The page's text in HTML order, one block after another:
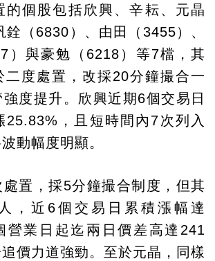
的個股包括欣興、辛耘、元晶
銓（6830）、由田（3455）、
）與豪勉（6218）等7檔，其
二度處置，改採20分鐘撮合一
度提升。欣興近期6個交易日
25.83%，且短時間內7次列入
動幅度明顯。
置，採5分鐘撮合制度，但其
，近6個交易日累積漲幅達
營業日起迄兩日價差高達241
價力道強勁。至於元晶，同樣